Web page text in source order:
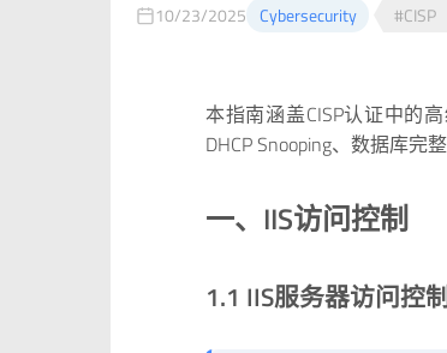
10/23/2025 Cybersecurity #CISP
本指南涵盖CISP认证中的
DHCP Snooping、数据库完
一、IIS访问控制
1.1 IIS服务器访问控